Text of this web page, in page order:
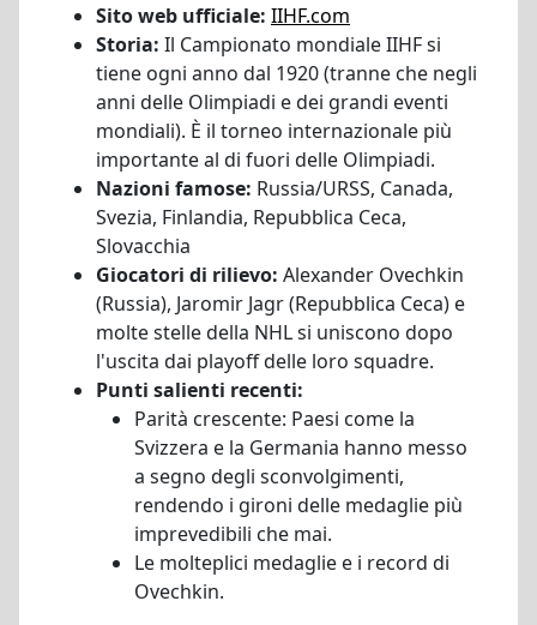
Sito web ufficiale: IIHF.com
Storia: Il Campionato mondiale IIHF si
tiene ogni anno dal 1920 (tranne che negli
anni delle Olimpiadi e dei grandi eventi
mondiali). È il torneo internazionale più
importante al di fuori delle Olimpiadi.
Nazioni famose: Russia/URSS, Canada,
Svezia, Finlandia, Repubblica Ceca,
Slovacchia
Giocatori di rilievo: Alexander Ovechkin
(Russia), Jaromir Jagr (Repubblica Ceca) e
molte stelle della NHL si uniscono dopo
l'uscita dai playoff delle loro squadre.
Punti salienti recenti:
Parità crescente: Paesi come la
Svizzera e la Germania hanno messo
a segno degli sconvolgimenti,
rendendo i gironi delle medaglie più
imprevedibili che mai.
Le molteplici medaglie e i record di
Ovechkin.